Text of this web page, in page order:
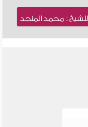
للشيخ : محمد المنجد